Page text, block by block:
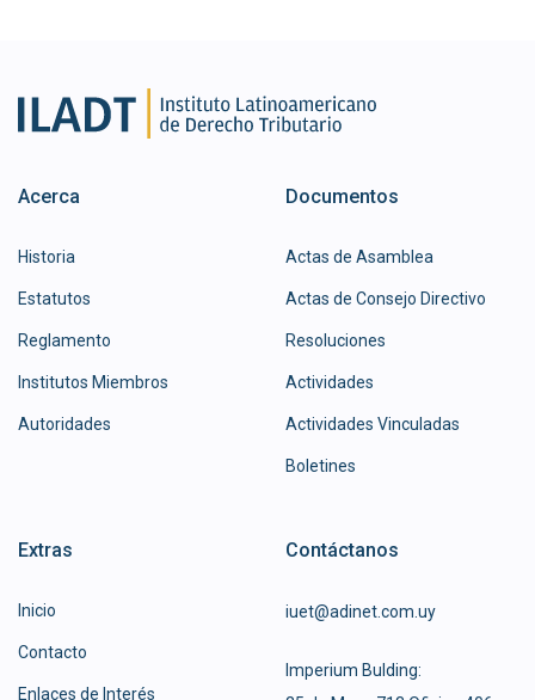
Acerca
Historia
Estatutos
Reglamento
Institutos Miembros
Autoridades
Documentos
Actas de Asamblea
Actas de Consejo Directivo
Resoluciones
Actividades
Actividades Vinculadas
Boletines
Extras
Inicio
Contacto
Enlaces de Interés
Contáctanos
iuet@adinet.com.uy
Imperium Bulding: